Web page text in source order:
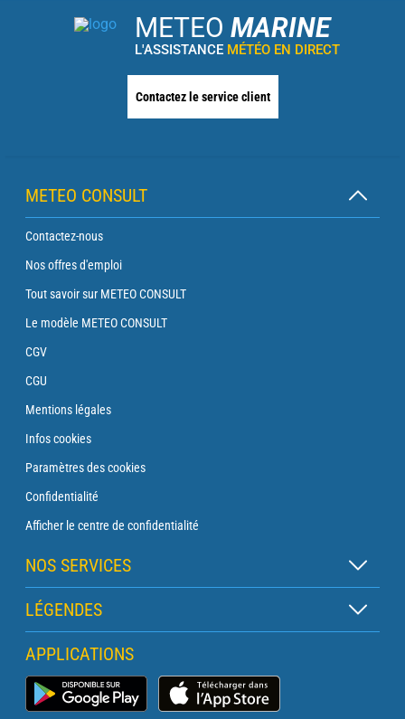
METEO MARINE
L'ASSISTANCE MÉTÉO EN DIRECT
Contactez le service client
METEO CONSULT
Contactez-nous
Nos offres d'emploi
Tout savoir sur METEO CONSULT
Le modèle METEO CONSULT
CGV
CGU
Mentions légales
Infos cookies
Paramètres des cookies
Confidentialité
Afficher le centre de confidentialité
NOS SERVICES
Abonnement Zen
Abonnement Balise
Abonnement Traversée
Abonnement Phare
LÉGENDES
Légende des cartes
Légende des pictogrammes
Glossaire
APPLICATIONS
Application Météo Marine